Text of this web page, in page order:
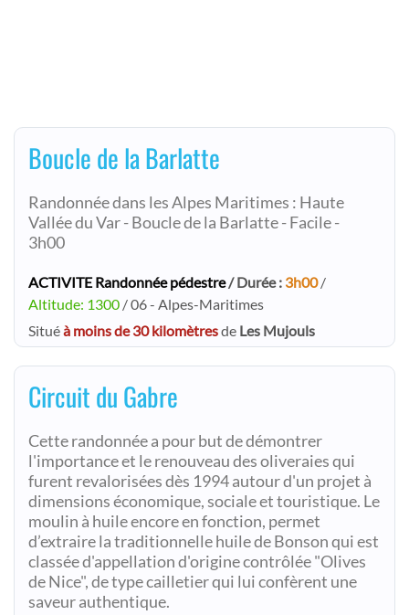
Boucle de la Barlatte
Randonnée dans les Alpes Maritimes : Haute
Vallée du Var - Boucle de la Barlatte - Facile -
3h00
ACTIVITE Randonnée pédestre/ Durée : 3h00/
Altitude: 1300 / 06 - Alpes-Maritimes
Situéà moins de 30 kilomètresde Les Mujouls
Circuit du Gabre
Cette randonnée a pour but de démontrer
l'importance et le renouveau des oliveraies qui
furent revalorisées dès 1994 autour d'un projet à
dimensions économique, sociale et touristique. Le
moulin à huile encore en fonction, permet
d’extraire la traditionnelle huile de Bonson qui est
classée d'appellation d'origine contrôlée "Olives
de Nice", de type cailletier qui lui confèrent une
saveur authentique.